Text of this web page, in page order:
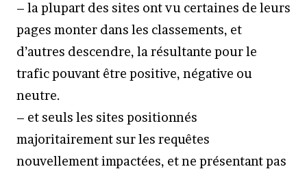
– la plupart des sites ont vu certaines de leurs
pages monter dans les classements, et
d’autres descendre, la résultante pour le
trafic pouvant être positive, négative ou
neutre.
– et seuls les sites positionnés
majoritairement sur les requêtes
nouvellement impactées, et ne présentant pas